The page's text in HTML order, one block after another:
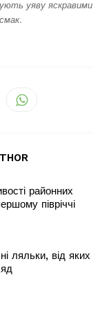
уяву яскравими
районних
півріччі
ляльки, від яких